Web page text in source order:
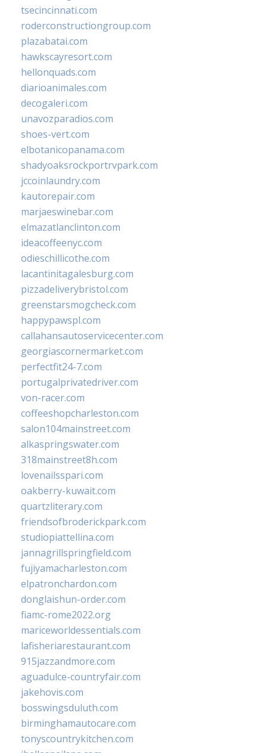
tsecincinnati.com
roderconstructiongroup.com
plazabatai.com
hawkscayresort.com
hellonquads.com
diarioanimales.com
decogaleri.com
unavozparadios.com
shoes-vert.com
elbotanicopanama.com
shadyoaksrockportrvpark.com
jccoinlaundry.com
kautorepair.com
marjaeswinebar.com
elmazatlanclinton.com
ideacoffeenyc.com
odieschillicothe.com
lacantinitagalesburg.com
pizzadeliverybristol.com
greenstarsmogcheck.com
happypawspl.com
callahansautoservicecenter.com
georgiascornermarket.com
perfectfit24-7.com
portugalprivatedriver.com
von-racer.com
coffeeshopcharleston.com
salon104mainstreet.com
alkaspringswater.com
318mainstreet8h.com
lovenailsspari.com
oakberry-kuwait.com
quartzliterary.com
friendsofbroderickpark.com
studiopiattellina.com
jannagrillspringfield.com
fujiyamacharleston.com
elpatronchardon.com
donglaishun-order.com
fiamc-rome2022.org
mariceworldessentials.com
lafisheriarestaurant.com
915jazzandmore.com
aguadulce-countryfair.com
jakehovis.com
bosswingsduluth.com
birminghamautocare.com
tonyscountrykitchen.com